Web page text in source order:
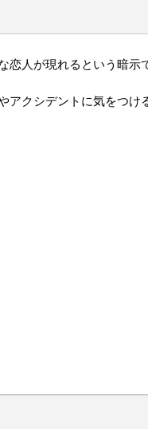
人が現れるという暗示
アクシデントに気をつけ